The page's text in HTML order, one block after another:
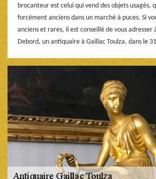
brocanteur est celui qui vend des objets usagés,
forcément anciens dans un marché à puces. Si
anciens et rares, il est conseillé de vous adresser
Debord, un antiquaire à Gaillac Toulza, dans le